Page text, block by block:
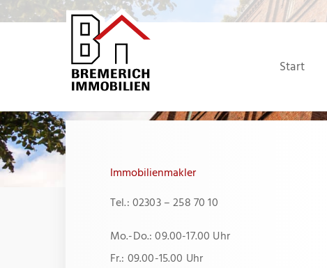
Zum
Start
Immobilienmakler
Tel.: 02303 – 258 70 10
Mo.-Do.: 09.00-17.00 Uhr
Fr.: 09.00-15.00 Uhr